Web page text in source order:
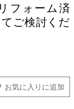
フォーム済
ご検討くだ